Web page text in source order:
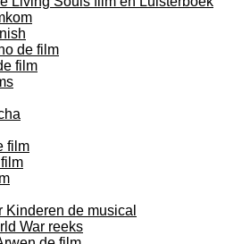
de film
film
film
Kinderen de musical
War reeks